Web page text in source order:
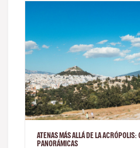
ATENAS MÁS ALLÁ DE LA
PANORÁMICAS